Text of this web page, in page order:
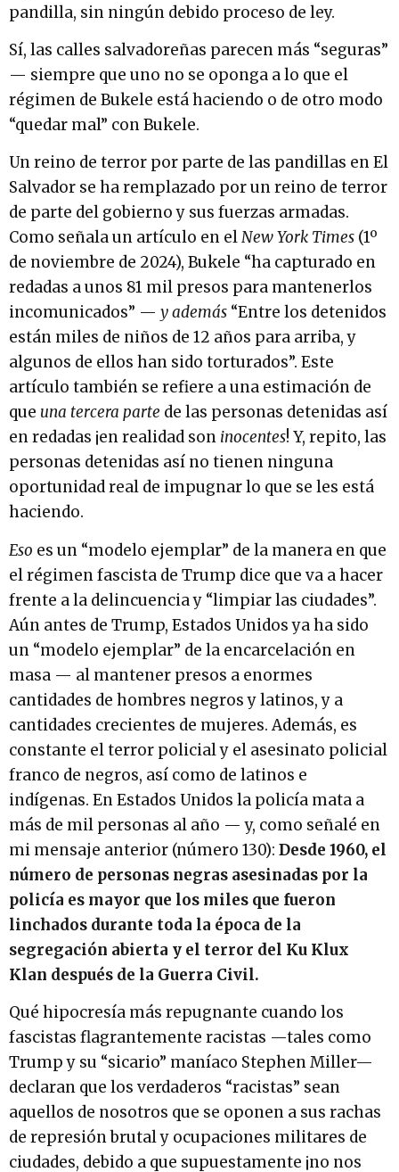
pandilla, sin ningún debido proceso de ley.
Sí, las calles salvadoreñas parecen más “seguras”
— siempre que uno no se oponga a lo que el
régimen de Bukele está haciendo o de otro modo
“quedar mal” con Bukele.
Un reino de terror por parte de las pandillas en El
Salvador se ha remplazado por un reino de terror
de parte del gobierno y sus fuerzas armadas.
Como señala un artículo en elNew York Times (1º
de noviembre de 2024), Bukele “ha capturado en
redadas a unos 81 mil presos para mantenerlos
incomunicados” — y además “Entre los detenidos
están miles de niños de 12 años para arriba, y
algunos de ellos han sido torturados”. Este
artículo también se refiere a una estimación de
que una tercera parte de las personas detenidas así
en redadas ¡en realidad son inocentes! Y, repito, las
personas detenidas así no tienen ninguna
oportunidad real de impugnar lo que se les está
haciendo.
Eso es un “modelo ejemplar” de la manera en que
el régimen fascista de Trump dice que va a hacer
frente a la delincuencia y “limpiar las ciudades”.
Aún antes de Trump, Estados Unidos ya ha sido
un “modelo ejemplar” de la encarcelación en
masa — al mantener presos a enormes
cantidades de hombres negros y latinos, y a
cantidades crecientes de mujeres. Además, es
constante el terror policial y el asesinato policial
franco de negros, así como de latinos e
indígenas. En Estados Unidos la policía mata a
más de mil personas al año — y, como señalé en
mi mensaje anterior (número 130): Desde 1960, el
número de personas negras asesinadas por la
policía es mayor que los miles que fueron
linchados durante toda la época de la
segregación abierta y el terror del Ku Klux
Klan después de la Guerra Civil.
Qué hipocresía más repugnante cuando los
fascistas flagrantemente racistas —tales como
Trump y su “sicario” maníaco Stephen Miller—
declaran que los verdaderos “racistas” sean
aquellos de nosotros que se oponen a sus rachas
de represión brutal y ocupaciones militares de
ciudades, debido a que supuestamente ¡no nos